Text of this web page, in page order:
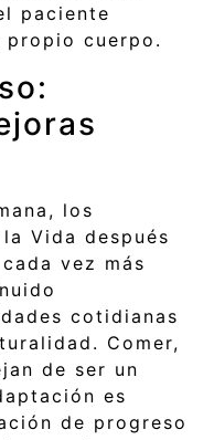
paciente
propio cuerpo.
los
Vida después
vez más
cotidianas
Comer,
de ser un
es
de progreso